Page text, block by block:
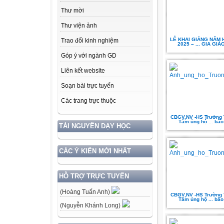
Thư mời
Thư viện ảnh
Trao đổi kinh nghiệm
Góp ý với ngành GD
Liên kết website
Soạn bài trực tuyến
Các trang trực thuộc
TÀI NGUYÊN DẠY HỌC
CÁC Ý KIẾN MỚI NHẤT
HỖ TRỢ TRỰC TUYẾN
(Hoàng Tuấn Anh)
(Nguyễn Khánh Long)
LỄ KHAI GIẢNG NĂM
2025 – ... GIA
CBGV,NV -HS Trường
Tâm ủng hộ ...
CBGV,NV -HS Trường
Tâm ủng hộ ...